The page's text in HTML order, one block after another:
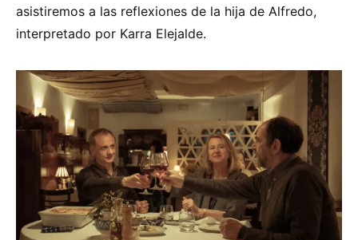
asistiremos a las reflexiones de la hija de Alfredo,
interpretado por Karra Elejalde.